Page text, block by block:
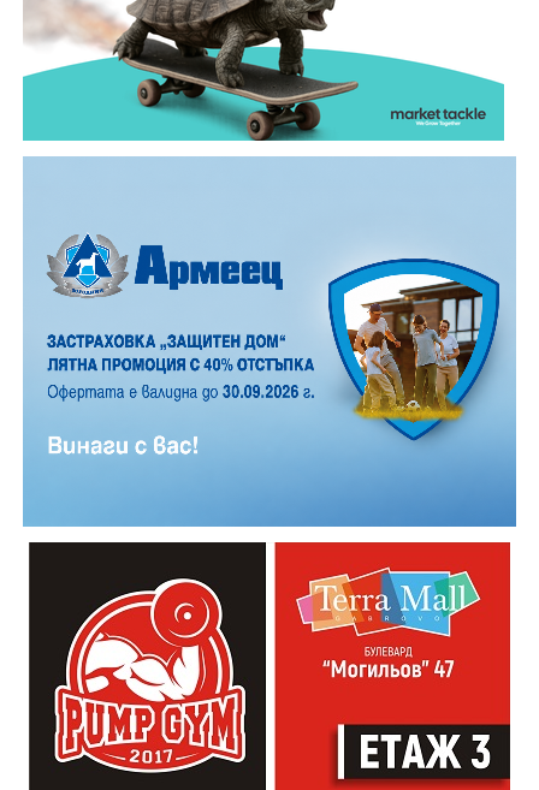
12 АВГУСТ (сряда)
19:00ч. „Книга за книга“ – донеси книга, вземи си
друга, обсъди заглавия и автори с други читатели
20:00ч. Концерт на група МОЛЕЦ, GoGo,
Zov&Vakavliev, Toria
21:30ч. Коктейли и музика
малък, но все пак много по- голям, отколкото в
обикновена лятна вечер.
които свират на китара, да се включат – независимо
от професионалното им ниво. Събитието е различно
– то не е концерт, а споделено преживяване, в което
всеки участва по свой начин. Няма сцена или
официална програма, няма предварително обявени
изпълнители и разделение между публика и
артисти. Всеки е добре дошъл да пее, свири или
просто да преживее звездопад, изпълнен с музика,
падащи звезди и желания.